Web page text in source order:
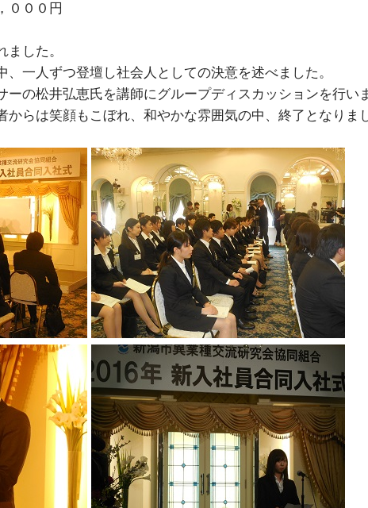
００円
した。
、一人ずつ登壇し社会人としての決意を述べました。
の松井弘恵氏を講師にグループディスカッションを行い
からは笑顔もこぼれ、和やかな雰囲気の中、終了となりま